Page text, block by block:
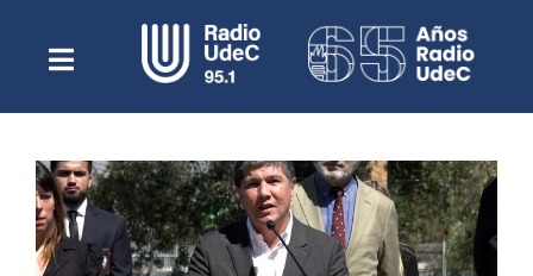
contenidoToggle
NavigationEscuchar Radio UdeC en vivo
Quiénes Somos
Programación
Podcast